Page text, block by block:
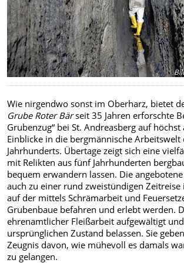
Wie nirgendwo sonst im Oberharz, bietet
Grube Roter Bärseit 35 Jahren erforschte
Grubenzug“ bei St. Andreasberg auf
Einblicke in die bergmännische Arbeitswelt
Jahrhunderts. Übertage zeigt sich eine
mit Relikten aus fünf Jahrhunderten
bequem erwandern lassen. Die
auch zu einer rund zweistündigen Zeitreise
auf der mittels Schrämarbeit und
Grubenbaue befahren und erlebt werden.
ehrenamtlicher Fleißarbeit aufgewältigt
ursprünglichen Zustand belassen. Sie
Zeugnis davon, wie mühevoll es damals
zu gelangen.